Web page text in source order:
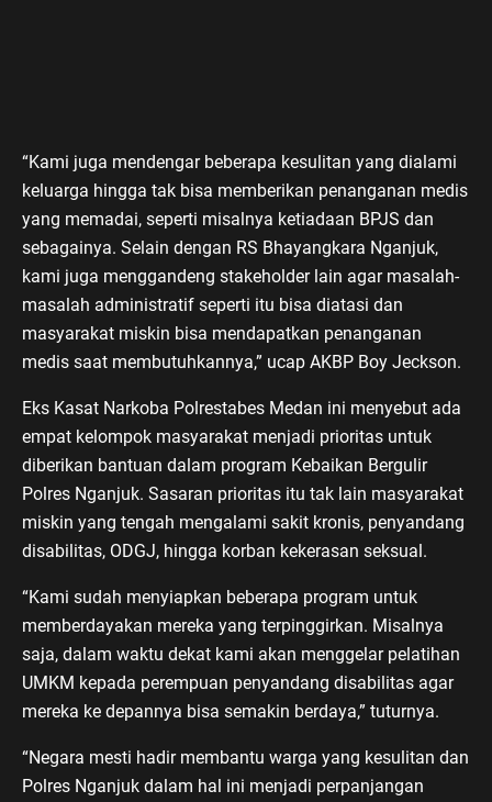
“Kami juga mendengar beberapa kesulitan yang dialami
keluarga hingga tak bisa memberikan penanganan medis
yang memadai, seperti misalnya ketiadaan BPJS dan
sebagainya. Selain dengan RS Bhayangkara Nganjuk,
kami juga menggandeng stakeholder lain agar masalah-
masalah administratif seperti itu bisa diatasi dan
masyarakat miskin bisa mendapatkan penanganan
medis saat membutuhkannya,” ucap AKBP Boy Jeckson.
Eks Kasat Narkoba Polrestabes Medan ini menyebut ada
empat kelompok masyarakat menjadi prioritas untuk
diberikan bantuan dalam program Kebaikan Bergulir
Polres Nganjuk. Sasaran prioritas itu tak lain masyarakat
miskin yang tengah mengalami sakit kronis, penyandang
disabilitas, ODGJ, hingga korban kekerasan seksual.
“Kami sudah menyiapkan beberapa program untuk
memberdayakan mereka yang terpinggirkan. Misalnya
saja, dalam waktu dekat kami akan menggelar pelatihan
UMKM kepada perempuan penyandang disabilitas agar
mereka ke depannya bisa semakin berdaya,” tuturnya.
“Negara mesti hadir membantu warga yang kesulitan dan
Polres Nganjuk dalam hal ini menjadi perpanjangan